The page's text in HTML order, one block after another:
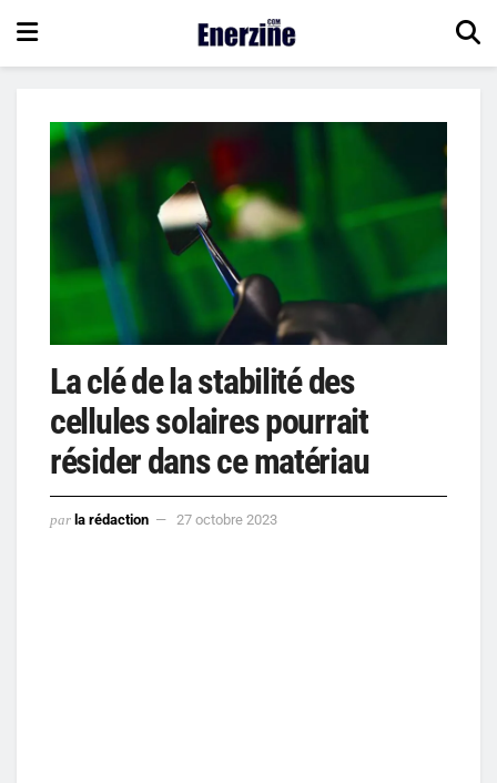
La clé de la stabilité des
cellules solaires pourrait
résider dans ce matériau
par la rédaction 27 octobre 2023